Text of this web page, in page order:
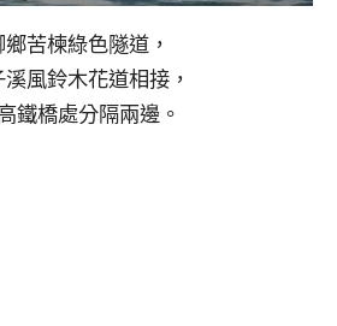
鄉苦楝綠色隧道，
風鈴木花道相接，
鐵橋處分隔兩邊。